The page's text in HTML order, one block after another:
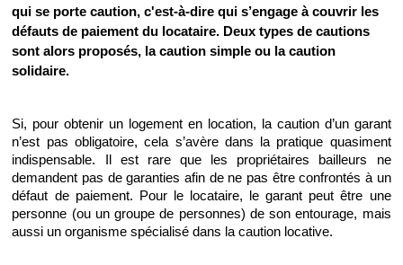
qui se porte caution, c'est-à-dire qui s’engage à couvrir les
défauts de paiement du locataire. Deux types de cautions
sont alors proposés, la caution simple ou la caution
solidaire.
Si, pour obtenir un logement en location, la caution d’un garant
n’est pas obligatoire, cela s’avère dans la pratique quasiment
indispensable. Il est rare que les propriétaires bailleurs ne
demandent pas de garanties afin de ne pas être confrontés à un
défaut de paiement. Pour le locataire, le garant peut être une
personne (ou un groupe de personnes) de son entourage, mais
aussi un organisme spécialisé dans la caution locative.